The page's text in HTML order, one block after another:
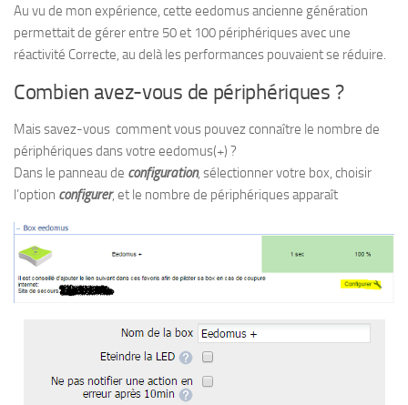
Au vu de mon expérience, cette eedomus ancienne génération
permettait de gérer entre 50 et 100 périphériques avec une
réactivité Correcte, au delà les performances pouvaient se réduire.
Combien avez-vous de périphériques ?
Mais savez-vous comment vous pouvez connaître le nombre de
périphériques dans votre eedomus(+) ?
Dans le panneau de configuration, sélectionner votre box, choisir
l’option configurer, et le nombre de périphériques apparaît